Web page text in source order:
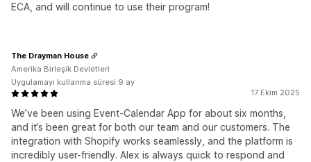
ECA, and will continue to use their program!
17 Ekim 2025
We’ve been using Event-Calendar App for about six months,
and it’s been great for both our team and our customers. The
integration with Shopify works seamlessly, and the platform is
incredibly user-friendly. Alex is always quick to respond and
The Drayman House
Amerika Birleşik Devletleri
Uygulamayı kullanma süresi:9 ay